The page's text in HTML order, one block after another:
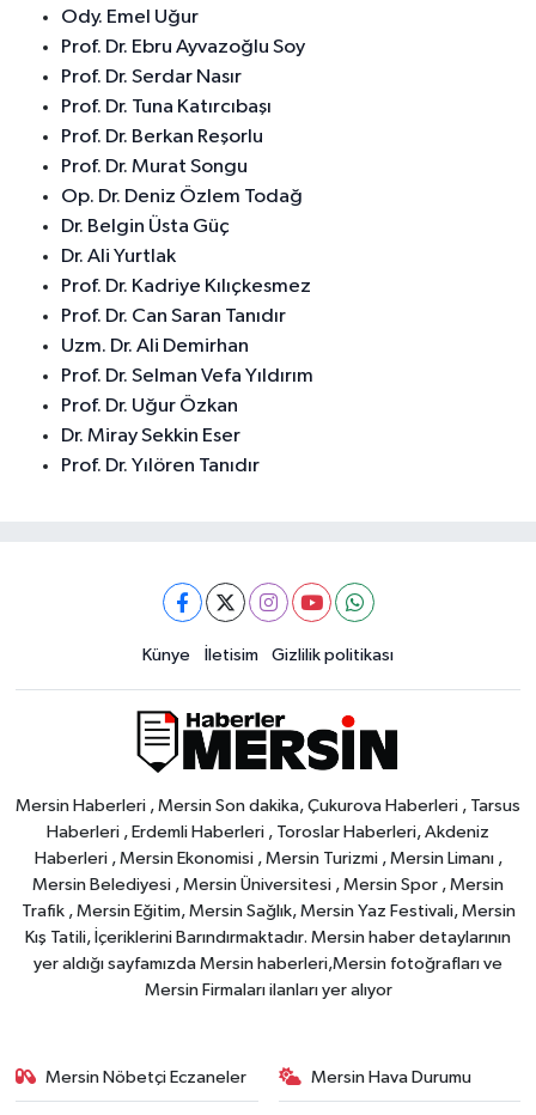
Ody. Emel Uğur
Prof. Dr. Ebru Ayvazoğlu Soy
Prof. Dr. Serdar Nasır
Prof. Dr. Tuna Katırcıbaşı
Prof. Dr. Berkan Reşorlu
Prof. Dr. Murat Songu
Op. Dr. Deniz Özlem Todağ
Dr. Belgin Üsta Güç
Dr. Ali Yurtlak
Prof. Dr. Kadriye Kılıçkesmez
Prof. Dr. Can Saran Tanıdır
Uzm. Dr. Ali Demirhan
Prof. Dr. Selman Vefa Yıldırım
Prof. Dr. Uğur Özkan
Dr. Miray Sekkin Eser
Prof. Dr. Yılören Tanıdır
Künye İletisim Gizlilik politikası
Mersin Haberleri , Mersin Son dakika, Çukurova Haberleri , Tarsus
Haberleri , Erdemli Haberleri , Toroslar Haberleri, Akdeniz
Haberleri , Mersin Ekonomisi , Mersin Turizmi , Mersin Limanı ,
Mersin Belediyesi , Mersin Üniversitesi , Mersin Spor , Mersin
Trafik , Mersin Eğitim, Mersin Sağlık, Mersin Yaz Festivali, Mersin
Kış Tatili, İçeriklerini Barındırmaktadır. Mersin haber detaylarının
yer aldığı sayfamızda Mersin haberleri,Mersin fotoğrafları ve
Mersin Firmaları ilanları yer alıyor
Mersin Nöbetçi Eczaneler Mersin Hava Durumu